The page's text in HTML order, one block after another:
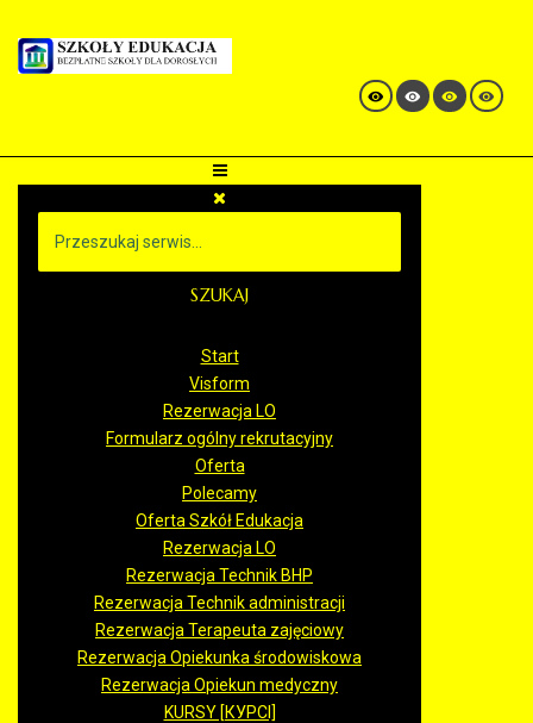
SZUKAJ
Start
Visform
Rezerwacja LO
Formularz ogólny rekrutacyjny
Oferta
Polecamy
Oferta Szkół Edukacja
Rezerwacja LO
Rezerwacja Technik BHP
Rezerwacja Technik administracji
Rezerwacja Terapeuta zajęciowy
Rezerwacja Opiekunka środowiskowa
Rezerwacja Opiekun medyczny
KURSY [КУРСІ]